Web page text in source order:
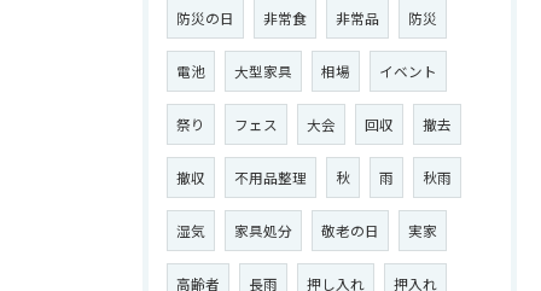
防災の日 非常食 非常品 防災
電池 大型家具 相場 イベント
祭り フェス 大会 回収 撤去
撤収 不用品整理 秋 雨 秋雨
湿気 家具処分 敬老の日 実家
高齢者 長雨 押し入れ 押入れ